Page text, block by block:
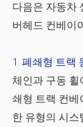
다음은 자동차
버헤드 컨베이
폐쇄형 트랙
체인과 구동 휠
쇄형 트랙 컨베
한 유형의 시